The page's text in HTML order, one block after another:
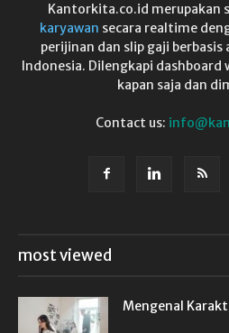
Kantorkita.co.id merupakan
karyawan secara realtime
perijinan dan slip gaji berbasis
Indonesia. Dilengkapi
kapan saja dan
Contact us:
most viewed
Mengenal